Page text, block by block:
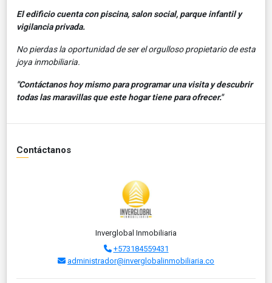
El edificio cuenta con piscina, salon social, parque infantil y
vigilancia privada.
No pierdas la oportunidad de ser el orgulloso propietario de esta
joya inmobiliaria.
"Contáctanos hoy mismo para programar una visita y descubrir
todas las maravillas que este hogar tiene para ofrecer."
Contáctanos
Inverglobal Inmobiliaria
+573184559431
administrador@inverglobalinmobiliaria.co